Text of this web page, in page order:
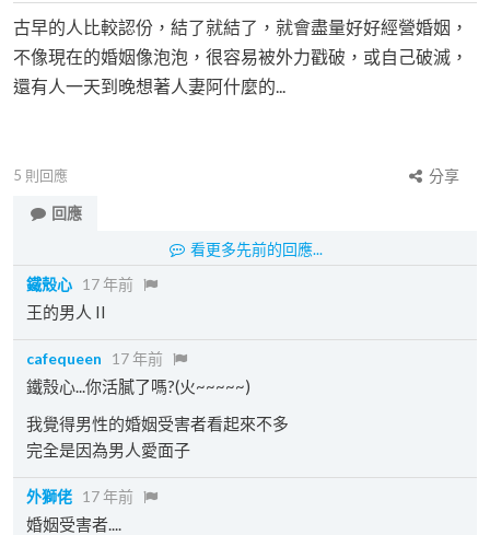
古早的人比較認份，結了就結了，就會盡量好好經營婚姻，
不像現在的婚姻像泡泡，很容易被外力戳破，或自己破滅，
還有人一天到晚想著人妻阿什麼的...
5 則回應
分享
回應
看更多先前的回應...
鐵殼心 17 年前
王的男人 II
cafequeen 17 年前
鐵殼心...你活膩了嗎?(火~~~~~)
我覺得男性的婚姻受害者看起來不多
完全是因為男人愛面子
外獅佬 17 年前
婚姻受害者....